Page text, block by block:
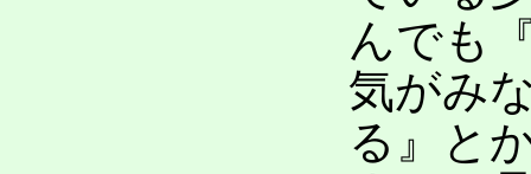
んでも
気がみ
る』と